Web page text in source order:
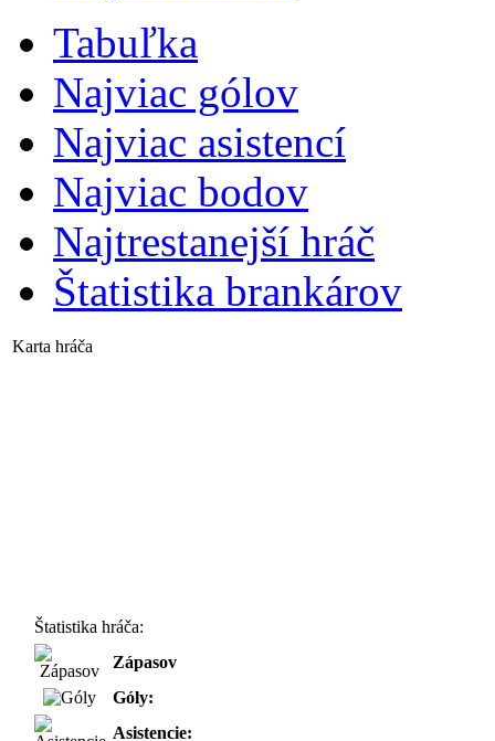
Tabuľka
Najviac gólov
Najviac asistencí­
Najviac bodov
Najtrestanejší hráč
Štatistika brankárov
Karta hráča
Štatistika hráča:
Zápasov
Góly:
Asistencie: